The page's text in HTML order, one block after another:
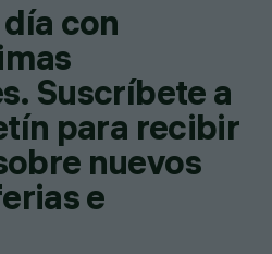
con
Suscríbete a
para recibir
nuevos
e